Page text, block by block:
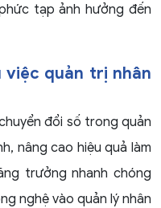
tạp ảnh hưởng đến
việc quản trị nhân
đổi số trong quản
nâng cao hiệu quả làm
trưởng nhanh chóng
nghệ vào quản lý nhân